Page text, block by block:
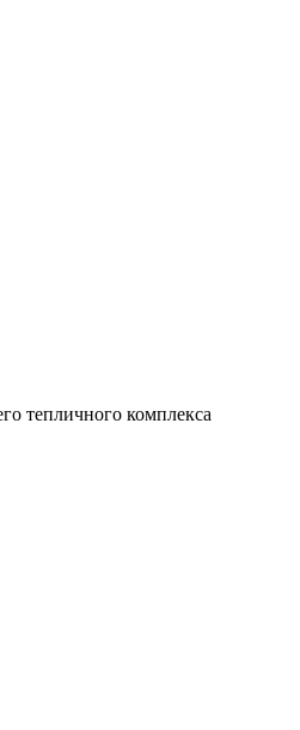
тепличного комплекса